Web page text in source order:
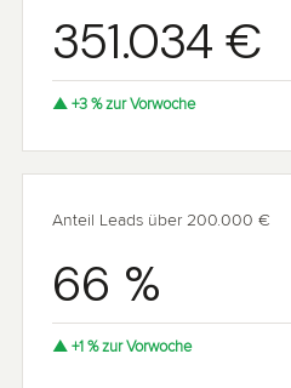
351.034 €
▲ +3 % zur Vorwoche
Anteil Leads über 200.000 €
66 %
▲ +1 % zur Vorwoche